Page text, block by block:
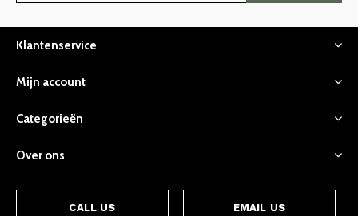
Klantenservice
Mijn account
Categorieën
Over ons
CALL US EMAIL US